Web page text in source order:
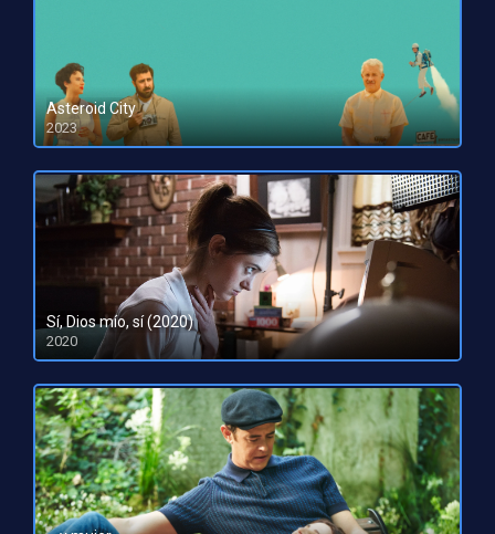
Asteroid City
2023
HD 1080pHD 720p
Sí, Dios mío, sí (2020)
2020
HD 720p